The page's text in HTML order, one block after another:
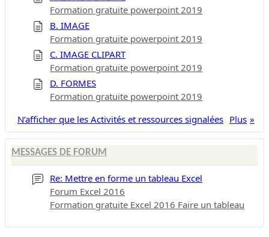
Formation gratuite powerpoint 2019
B. IMAGE
Formation gratuite powerpoint 2019
C. IMAGE CLIPART
Formation gratuite powerpoint 2019
D. FORMES
Formation gratuite powerpoint 2019
Plus
N’afficher que les Activités et ressources signalées
MESSAGES DE FORUM
Re: Mettre en forme un tableau Excel
Forum Excel 2016
Formation gratuite Excel 2016 Faire un tableau